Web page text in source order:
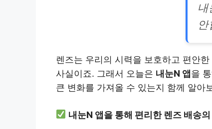
내
렌즈는 우리의 시력을 보호하고 편안
사실이죠. 그래서 오늘은 내눈N 앱을
큰 변화를 가져올 수 있는지 함께 알아
내눈N 앱을 통해 편리한 렌즈 배송